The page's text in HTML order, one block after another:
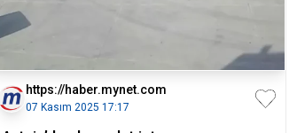
https://haber.mynet.com
07 Kasım 2025 17:17